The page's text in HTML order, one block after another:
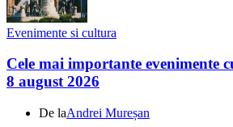
Evenimente si cultura
Cele mai importante evenimente
8 august 2026
De laAndrei Mureșan